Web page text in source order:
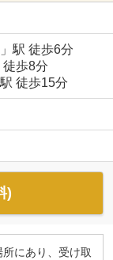
」駅 徒歩6分
徒歩8分
駅 徒歩15分
)
にあり、受け取